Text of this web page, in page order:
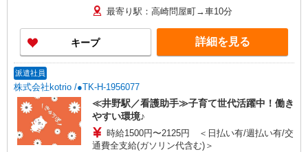
最寄り駅：高崎問屋町→車10分
キープ 詳細を見る
派遣社員
株式会社kotrio /●TK-H-1956077
≪井野駅／看護助手≫子育て世代活躍中！働き
やすい環境♪
時給1500円〜2125円 ＜日払い有/週払い有/交
通費全支給(ガソリン代含む)＞